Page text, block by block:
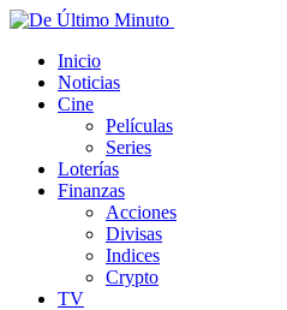
Inicio
Noticias
Cine
Películas
Series
Loterías
Finanzas
Acciones
Divisas
Indices
Crypto
TV